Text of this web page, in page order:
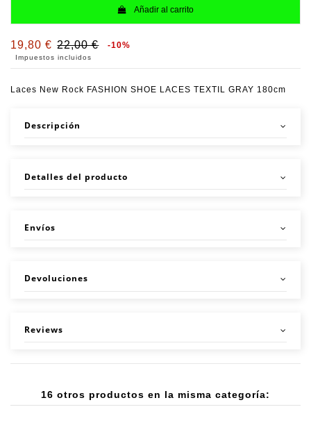
Añadir al carrito
19,80 € 22,00 € -10%
Impuestos incluidos
Laces New Rock FASHION SHOE LACES TEXTIL GRAY 180cm
Descripción
Detalles del producto
Envíos
Devoluciones
Reviews
16 otros productos en la misma categoría: